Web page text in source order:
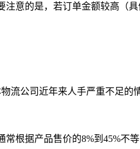
意的是，若订单金额较高（
流公司近年来人手严重不足的
根据产品售价的8%到45%不